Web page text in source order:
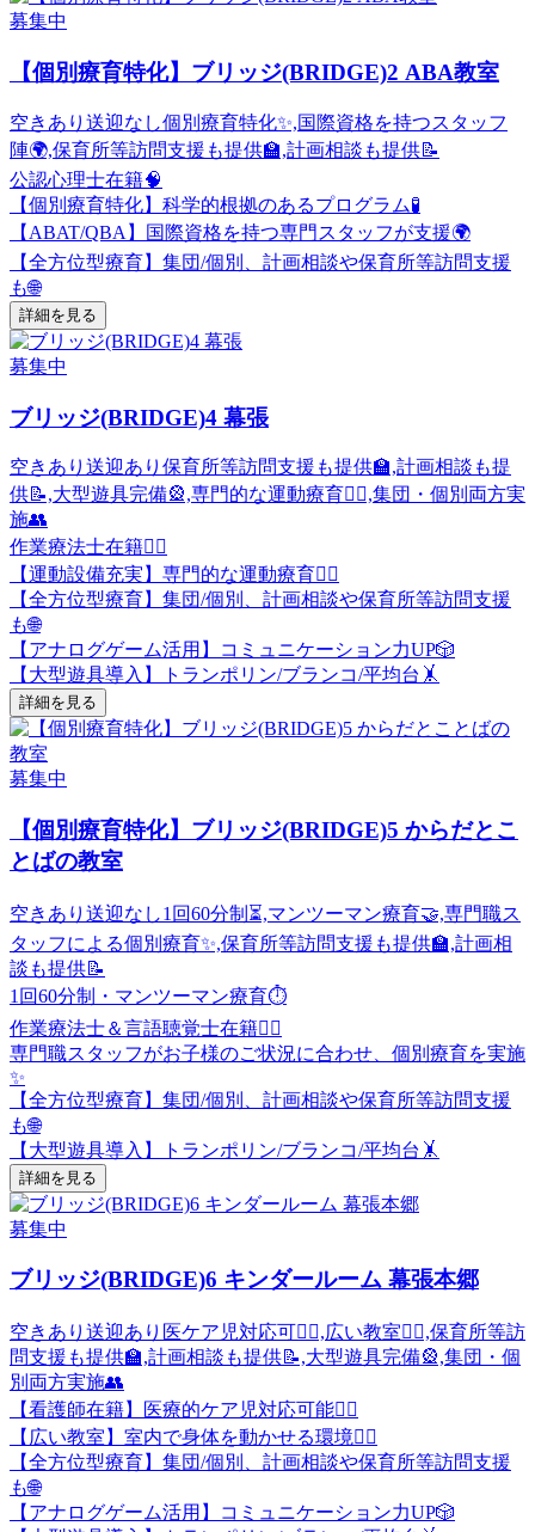
募集中
【個別療育特化】ブリッジ(BRIDGE)2 ABA教室
空きあり 送迎なし個別療育特化✨,国際資格を持つスタッフ
陣🌍,保育所等訪問支援も提供🏫,計画相談も提供📝
公認心理士在籍🧠
【個別療育特化】科学的根拠のあるプログラム🧪
【ABAT/QBA】国際資格を持つ専門スタッフが支援🌍
【全方位型療育】集団/個別、計画相談や保育所等訪問支援
も🌐
詳細を見る
募集中
ブリッジ(BRIDGE)4 幕張
空きあり 送迎あり 保育所等訪問支援も提供🏫,計画相談も提
供📝,大型遊具完備🎡,専門的な運動療育🤸‍♀️,集団・個別両方実
施👥
作業療法士在籍🏃‍♂️
【運動設備充実】専門的な運動療育🤸‍♀️
【全方位型療育】集団/個別、計画相談や保育所等訪問支援
も🌐
【アナログゲーム活用】コミュニケーション力UP🎲
【大型遊具導入】トランポリン/ブランコ/平均台🤸
詳細を見る
募集中
【個別療育特化】ブリッジ(BRIDGE)5 からだとこ
とばの教室
空きあり 送迎なし1回60分制⏳,マンツーマン療育🤝,専門職ス
タッフによる個別療育✨,保育所等訪問支援も提供🏫,計画相
談も提供📝
1回60分制・マンツーマン療育⏱️
作業療法士＆言語聴覚士在籍👩‍⚕️
専門職スタッフがお子様のご状況に合わせ、個別療育を実施
✨
【全方位型療育】集団/個別、計画相談や保育所等訪問支援
も🌐
【大型遊具導入】トランポリン/ブランコ/平均台🤸
詳細を見る
募集中
ブリッジ(BRIDGE)6 キンダールーム 幕張本郷
空きあり 送迎あり 医ケア児対応可👩‍⚕️,広い教室🏃‍♂️,保育所等訪
問支援も提供🏫,計画相談も提供📝,大型遊具完備🎡,集団・個
別両方実施👥
【看護師在籍】医療的ケア児対応可能👩‍⚕️
【広い教室】室内で身体を動かせる環境🏃‍♂️
【全方位型療育】集団/個別、計画相談や保育所等訪問支援
も🌐
【アナログゲーム活用】コミュニケーション力UP🎲